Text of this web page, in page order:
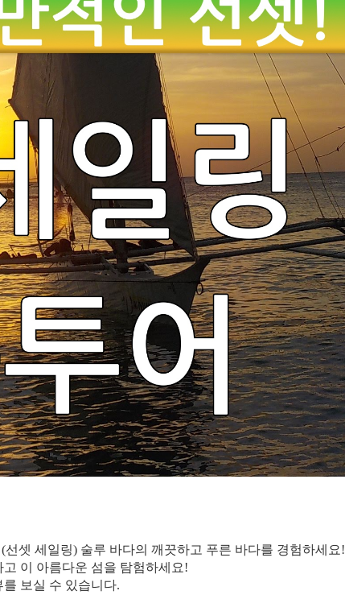
셋 세일링) 술루 바다의 깨끗하고 푸른 바다를 경험하세요!
이 아름다운 섬을 탐험하세요!
보실 수 있습니다.